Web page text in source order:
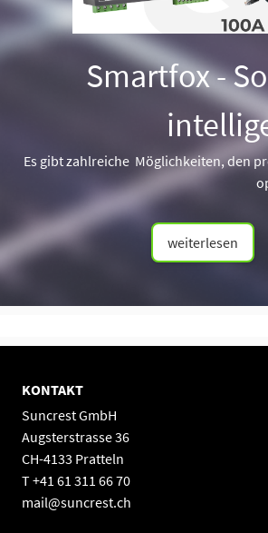
Smartfox -
Es gibt zahlreiche Möglichkeiten, den
weiterlesen
KONTAKT
Suncrest GmbH
Augsterstrasse 36
CH-4133 Pratteln
T +41 61 311 66 70
mail@suncrest.ch